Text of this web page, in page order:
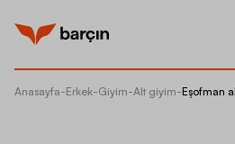
Anasayfa-Erkek-Giyim-Alt giyim-Eşofman